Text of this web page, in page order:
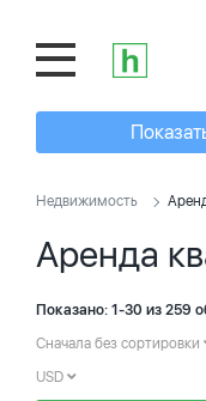
Недвижимость
Аренда
Показано: 1-30 из 259
Сначала без сортировки
USD